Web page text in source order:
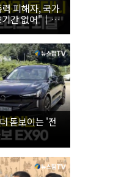
피해자, 국가
간 없어"｜
오찬
돋보이는 '전